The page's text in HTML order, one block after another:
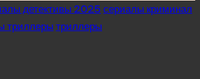
детективы 2025 сериалы криминал
триллеры триллеры